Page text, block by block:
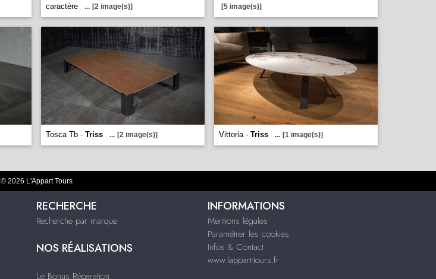
caractère
... [2 image(s)]
[5 image(s)]
Tosca Tb - Triss ... [2 image(s)] Vittoria - Triss ... [1 image(s)]
© 2026 L'Appart Tours
RECHERCHE
Recherche par marque
NOS RÉALISATIONS
Le Bonus Réparation
INFORMATIONS
Mentions légales
Paramétrer les cookies
Infos & Contact
www.lappart-tours.fr